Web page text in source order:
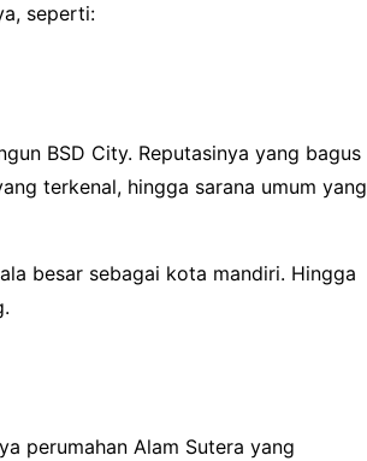
seperti:
BSD City. Reputasinya yang bagus
terkenal, hingga sarana umum yang
besar sebagai kota mandiri. Hingga
perumahan Alam Sutera yang